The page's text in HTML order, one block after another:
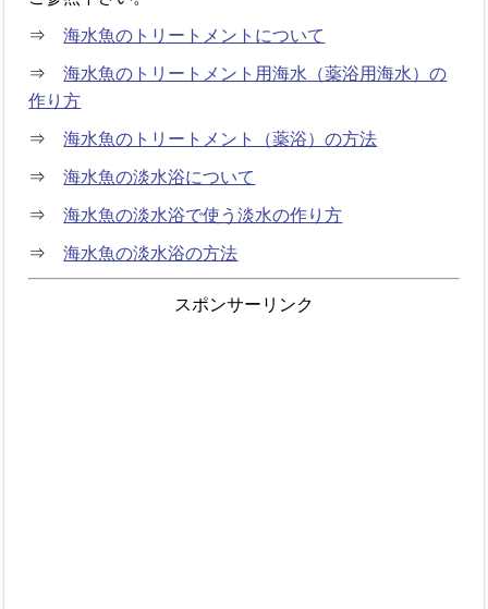
⇒海水魚のトリートメントについて
⇒海水魚のトリートメント用海水（薬浴用海水）の
作り方
⇒海水魚のトリートメント（薬浴）の方法
⇒海水魚の淡水浴について
⇒海水魚の淡水浴で使う淡水の作り方
⇒海水魚の淡水浴の方法
スポンサーリンク